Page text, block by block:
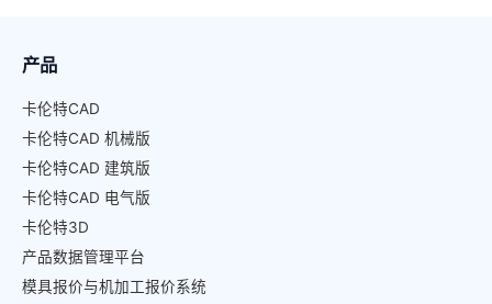
产品
卡伦特CAD
卡伦特CAD 机械版
卡伦特CAD 建筑版
卡伦特CAD 电气版
卡伦特3D
产品数据管理平台
模具报价与机加工报价系统